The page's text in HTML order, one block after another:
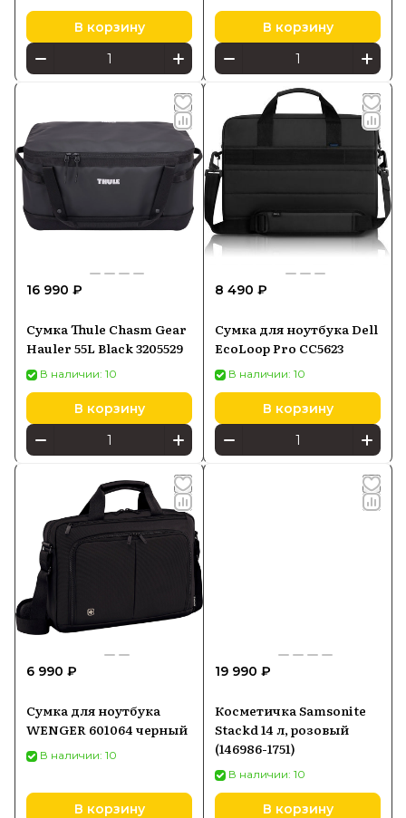
В корзину В корзину
16 990 ₽
Сумка Thule Chasm Gear
Hauler 55L Black 3205529
В наличии: 10
В корзину
8 490 ₽
Сумка для ноутбука Dell
EcoLoop Pro CC5623
В наличии: 10
В корзину
6 990 ₽
Сумка для ноутбука
WENGER 601064 черный
В наличии: 10
В корзину
19 990 ₽
Косметичка Samsonite
Stackd 14 л, розовый
(146986-1751)
В наличии: 10
В корзину